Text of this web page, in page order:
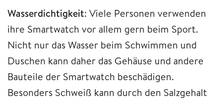
Wasserdichtigkeit: Viele Personen verwenden
ihre Smartwatch vor allem gern beim Sport.
Nicht nur das Wasser beim Schwimmen und
Duschen kann daher das Gehäuse und andere
Bauteile der Smartwatch beschädigen.
Besonders Schweiß kann durch den Salzgehalt